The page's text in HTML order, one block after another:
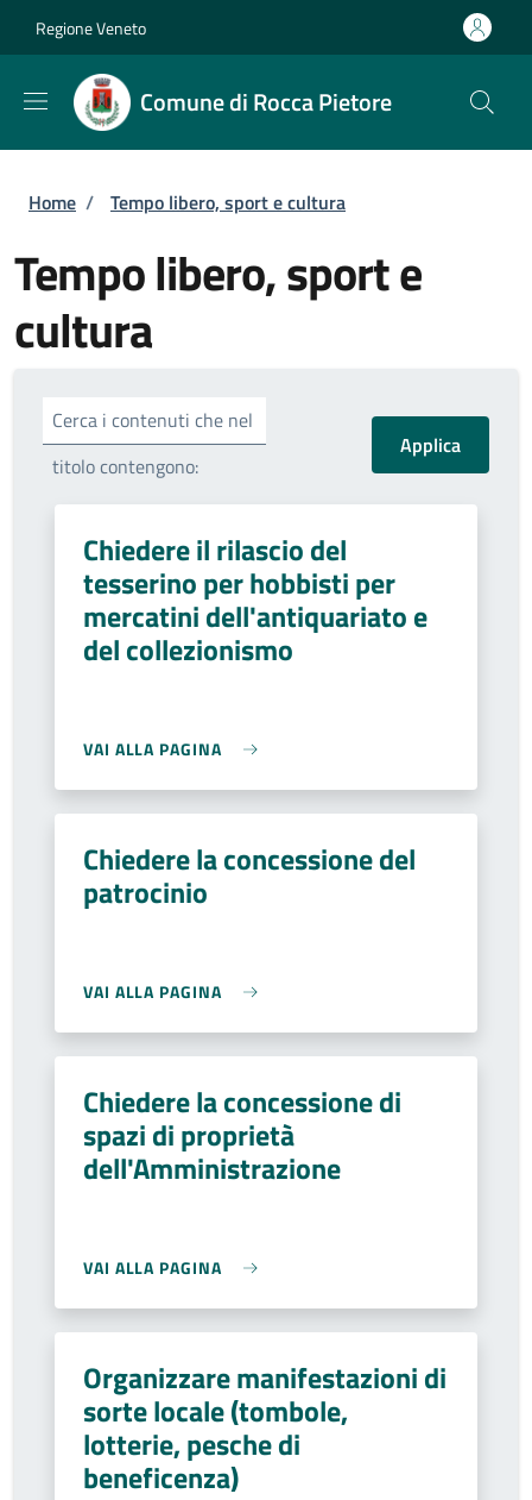
Regione Veneto
Comune di Rocca Pietore
Briciole di pane
Home / Tempo libero, sport e cultura
Tempo libero, sport e
cultura
Cerca i contenuti che nel
titolo contengono:
Chiedere il rilascio del
tesserino per hobbisti per
mercatini dell'antiquariato e
del collezionismo
VAI ALLA PAGINA
Chiedere la concessione del
patrocinio
VAI ALLA PAGINA
Chiedere la concessione di
spazi di proprietà
dell'Amministrazione
VAI ALLA PAGINA
Organizzare manifestazioni di
sorte locale (tombole,
lotterie, pesche di
beneficenza)